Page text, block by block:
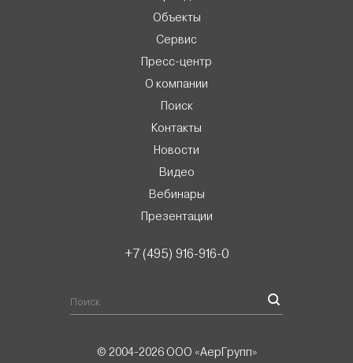
Объекты
Сервис
Пресс-центр
О компании
Поиск
Контакты
Новости
Видео
Вебинары
Презентации
+7 (495) 916-916-0
© 2004-2026 ООО «АерГрупп»